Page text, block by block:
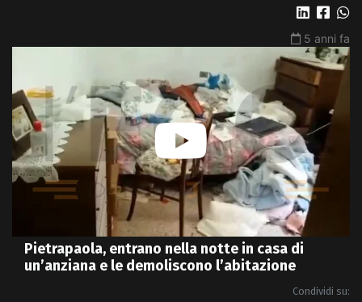
5 anni fa
Pietrapaola, entrano nella notte in casa di
un’anziana e le demoliscono l’abitazione
Condividi su: